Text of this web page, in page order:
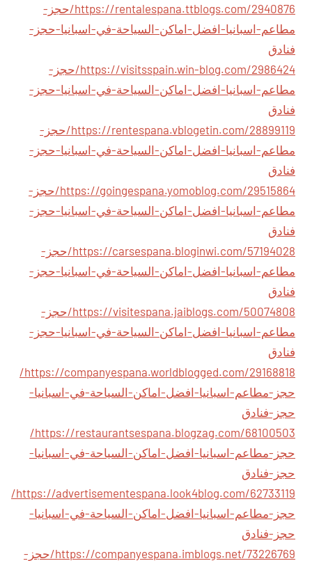
https://rentalespana.ttblogs.com/2940876/حجز-
مطاعم-اسبانيا-افضل-اماكن-السياحة-في-اسبانيا-حجز-
فنادق
https://visitsspain.win-blog.com/2986424/حجز-
مطاعم-اسبانيا-افضل-اماكن-السياحة-في-اسبانيا-حجز-
فنادق
https://rentespana.vblogetin.com/28899119/حجز-
مطاعم-اسبانيا-افضل-اماكن-السياحة-في-اسبانيا-حجز-
فنادق
https://goingespana.yomoblog.com/29515864/حجز-
مطاعم-اسبانيا-افضل-اماكن-السياحة-في-اسبانيا-حجز-
فنادق
https://carsespana.bloginwi.com/57194028/حجز-
مطاعم-اسبانيا-افضل-اماكن-السياحة-في-اسبانيا-حجز-
فنادق
https://visitespana.jaiblogs.com/50074808/حجز-
مطاعم-اسبانيا-افضل-اماكن-السياحة-في-اسبانيا-حجز-
فنادق
https://companyespana.worldblogged.com/29168818/
حجز-مطاعم-اسبانيا-افضل-اماكن-السياحة-في-اسبانيا-
حجز-فنادق
https://restaurantsespana.blogzag.com/68100503/
حجز-مطاعم-اسبانيا-افضل-اماكن-السياحة-في-اسبانيا-
حجز-فنادق
https://advertisementespana.look4blog.com/62733119/
حجز-مطاعم-اسبانيا-افضل-اماكن-السياحة-في-اسبانيا-
حجز-فنادق
https://companyespana.imblogs.net/73226769/حجز-